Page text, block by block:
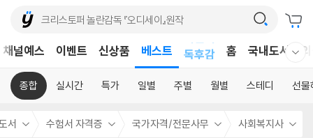
채널예스 이벤트 신상품 베스트
독후감
홈 국내도서
종합 실시간 특가 일별 주별 월별 스테디 선물
서 수험서 자격증 국가자격/전문사무 사회복지사